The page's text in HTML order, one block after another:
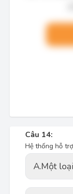
Câu 14:
Hệ thống hỗ
A.Một